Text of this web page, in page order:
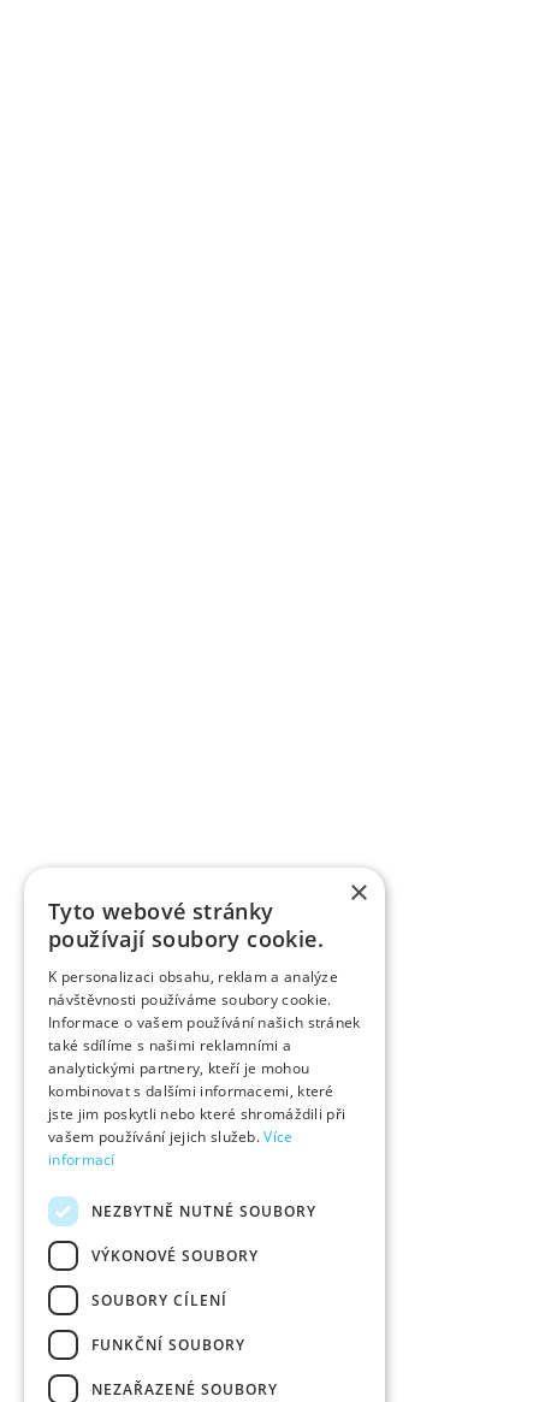
×
Tyto webové stránky
používají soubory cookie.
K personalizaci obsahu, reklam a analýze
návštěvnosti používáme soubory cookie.
Informace o vašem používání našich stránek
také sdílíme s našimi reklamními a
analytickými partnery, kteří je mohou
kombinovat s dalšími informacemi, které
jste jim poskytli nebo které shromáždili při
vašem používání jejich služeb.Více
informací
NEZBYTNĚ NUTNÉ SOUBORY
VÝKONOVÉ SOUBORY
SOUBORY CÍLENÍ
FUNKČNÍ SOUBORY
NEZAŘAZENÉ SOUBORY